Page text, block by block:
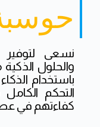
نسعى لتوفير
والحلول
باستخدام
التحكم
كفاءتهم في عصر